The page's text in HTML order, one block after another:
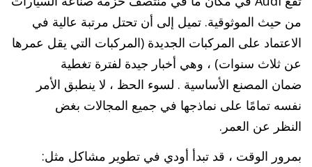
من حيث الموثوقية. تميل إلى أن تحتل مرتبة عالية في
الاعتماد على المركبات الجديدة (المركبات التي يقل عمرها
عن ثلاث سنوات) ، وهي أخبار جيدة لفترة تغطية
ضمان المصنع الأساسية . لسوء الحظ ، لا ينطبق الأمر
نفسه تمامًا على نماذجها في جميع المجالات بغض
النظر عن العمر.
بمرور الوقت ، قد تبدأ أودي في تطوير مشاكل مثل: